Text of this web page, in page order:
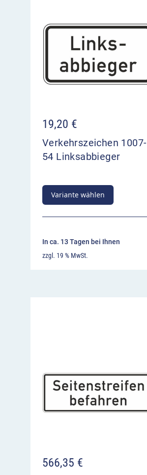
19,20 €
Verkehrszeichen 1007-
54 Linksabbieger
Variante wählen
In ca. 13 Tagen bei Ihnen
zzgl. 19 % MwSt.
566,35 €